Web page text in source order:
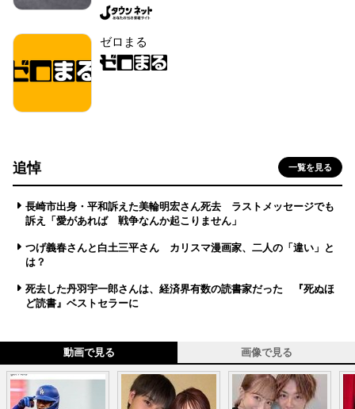
ゼロまる
追悼 一覧を見る
長崎市出身・平和訴えた美輪明宏さん死去 ラストメッセージでも
訴え「愛があれば 戦争なんか起こりません」
つげ義春さんと白土三平さん カリスマ漫画家、二人の「違い」と
は？
死去した丹羽宇一郎さんは、経済界有数の読書家だった 『死ぬほ
ど読書』ベストセラーに
動画で見る 画像で見る